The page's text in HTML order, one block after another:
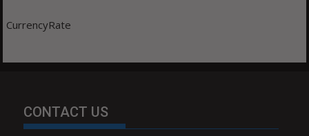
CurrencyRate
CONTACT US